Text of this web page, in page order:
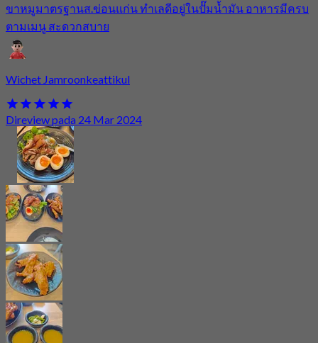
ขาหมูมาตรฐานส.ข่อนแก่น ทำเลดีอยู่ในปั๊มน้ำมัน อาหารมีครบ
ตามเมนู สะดวกสบาย
Wichet Jamroonkeattikul
Direview pada 24 Mar 2024